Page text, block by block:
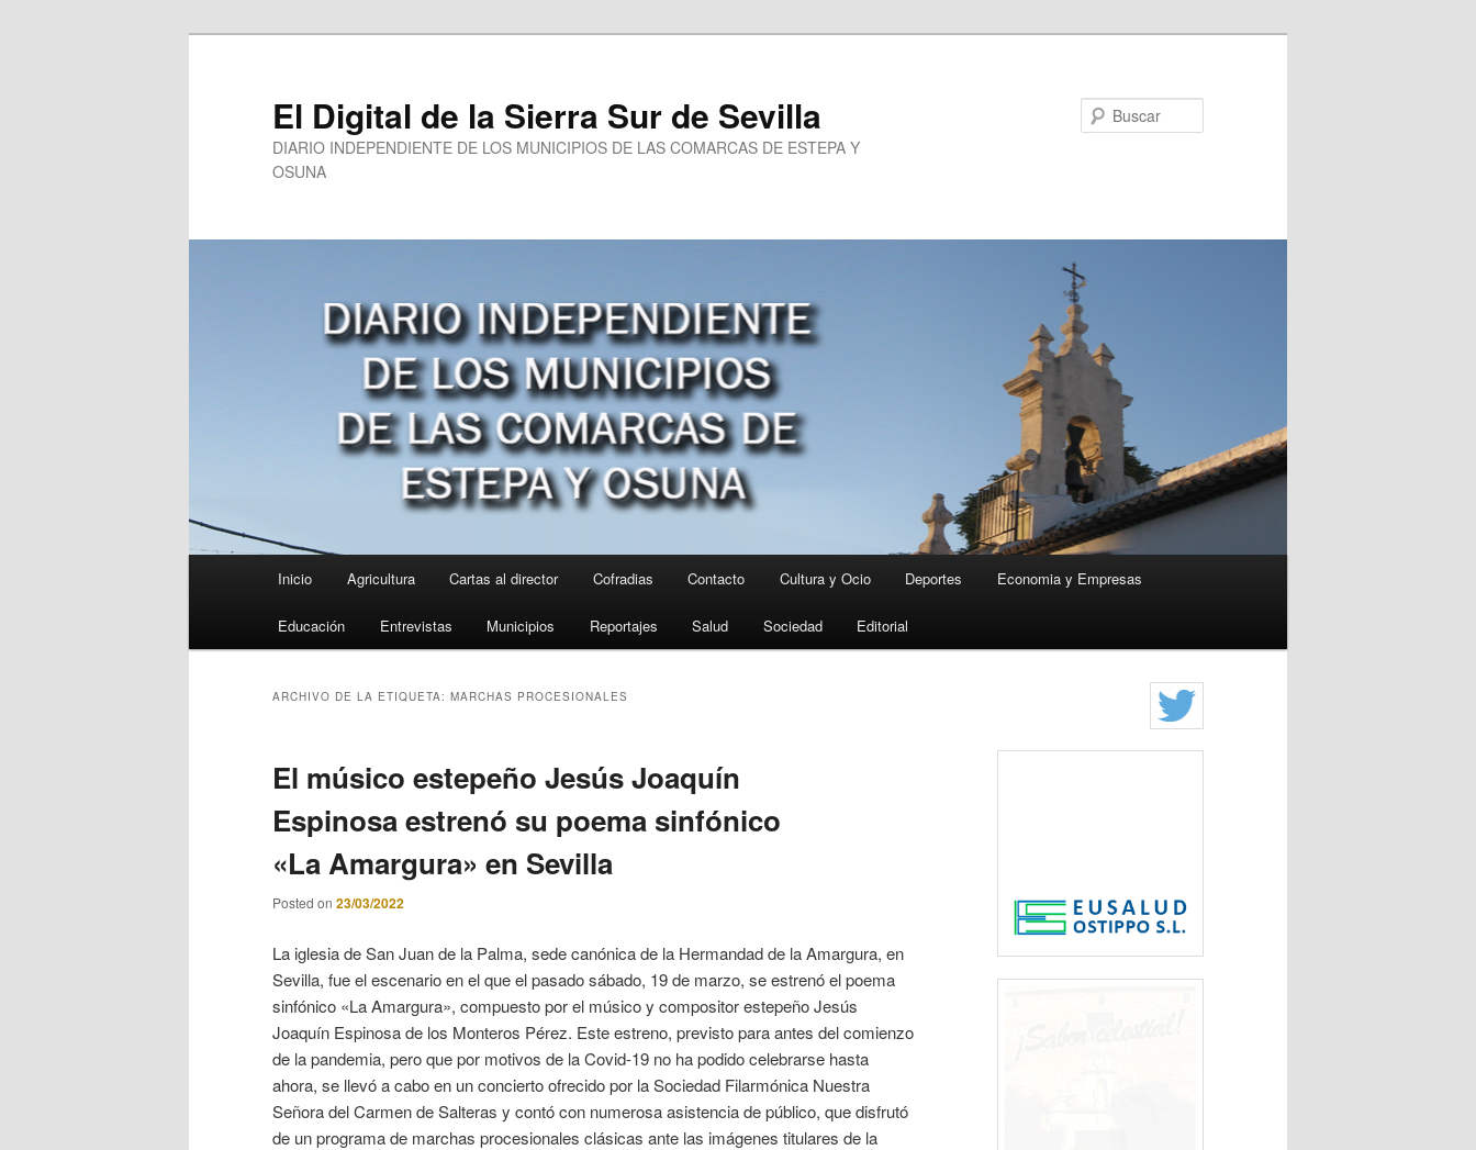
El Digital de la Sierra Sur de Sevilla
DIARIO INDEPENDIENTE DE LOS MUNICIPIOS DE LAS COMARCAS DE ESTEPA Y
OSUNA
Inicio Agricultura Cartas al director Cofradias Contacto Cultura y Ocio Deportes Economia y Empresas
Educación Entrevistas Municipios Reportajes Salud Sociedad Editorial
ARCHIVO DE LA ETIQUETA: MARCHAS PROCESIONALES
El músico estepeño Jesús Joaquín
Espinosa estrenó su poema sinfónico
«La Amargura» en Sevilla
Posted on 23/03/2022
La iglesia de San Juan de la Palma, sede canónica de la Hermandad de la Amargura, en
Sevilla, fue el escenario en el que el pasado sábado, 19 de marzo, se estrenó el poema
sinfónico «La Amargura», compuesto por el músico y compositor estepeño Jesús
Joaquín Espinosa de los Monteros Pérez. Este estreno, previsto para antes del comienzo
de la pandemia, pero que por motivos de la Covid-19 no ha podido celebrarse hasta
ahora, se llevó a cabo en un concierto ofrecido por la Sociedad Filarmónica Nuestra
Señora del Carmen de Salteras y contó con numerosa asistencia de público, que disfrutó
de un programa de marchas procesionales clásicas ante las imágenes titulares de la